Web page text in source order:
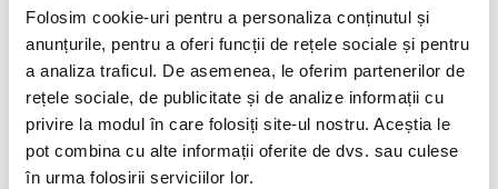
Folosim cookie-uri pentru a personaliza conținutul și
anunțurile, pentru a oferi funcții de rețele sociale și pentru
a analiza traficul. De asemenea, le oferim partenerilor de
rețele sociale, de publicitate și de analize informații cu
privire la modul în care folosiți site-ul nostru. Aceștia le
pot combina cu alte informații oferite de dvs. sau culese
în urma folosirii serviciilor lor.
În competiţia din 2025 s-au înscris sportivi din peste 80 de naţiuni, care
concurează doar în probe individuale, nu şi pe echipe.
Articolul precedent
ECHIPELE DE TENIS DE MASĂ
ALE ROMÂNIEI,
Articolul următor
STEAUA A CÂȘTIGAT CUPA